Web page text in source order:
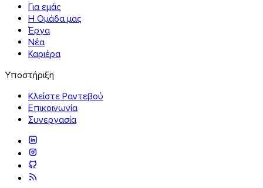
Για εμάς
Η Ομάδα μας
Έργα
Νέα
Καριέρα
Υποστήριξη
Κλείστε Ραντεβού
Επικοινωνία
Συνεργασία